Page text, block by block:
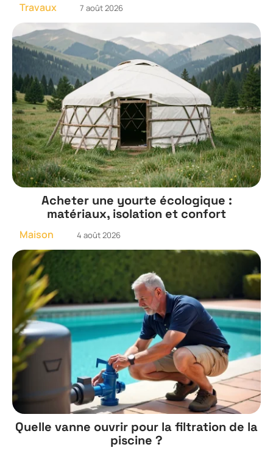
Travaux 7 août 2026
Acheter une yourte écologique :
matériaux, isolation et confort
Maison 4 août 2026
Quelle vanne ouvrir pour la filtration de la
piscine ?